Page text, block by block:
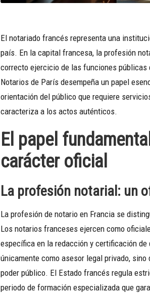
El notariado francés representa una
país. En la capital francesa, la profesión
correcto ejercicio de las funciones públicas
Notarios de París desempeña un papel
orientación del público que requiere
caracteriza a los actos auténticos.
El papel
carácter oficial
La profesión notarial: un
La profesión de notario en Francia se
Los notarios franceses ejercen como
específica en la redacción y certificación
únicamente como asesor legal privado,
poder público. El Estado francés regula
periodo de formación especializada que